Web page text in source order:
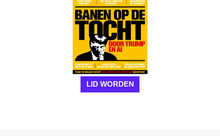
LID WORDEN